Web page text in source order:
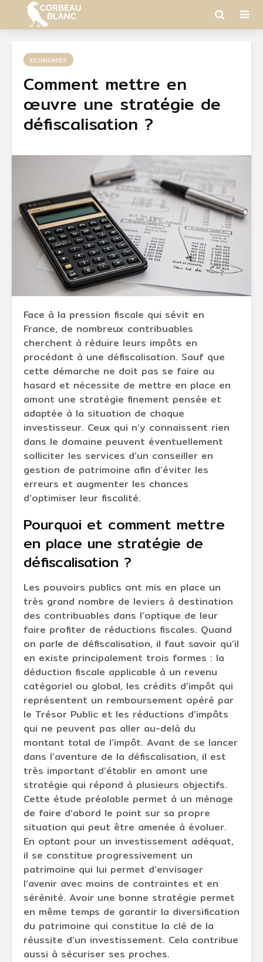
ECONOMIES
Comment mettre en
œuvre une stratégie de
défiscalisation ?
Face à la pression fiscale qui sévit en
France, de nombreux contribuables
cherchent à réduire leurs impôts en
procédant à une défiscalisation. Sauf que
cette démarche ne doit pas se faire au
hasard et nécessite de mettre en place en
amont une stratégie finement pensée et
adaptée à la situation de chaque
investisseur. Ceux qui n’y connaissent rien
dans le domaine peuvent éventuellement
solliciter les services d’un conseiller en
gestion de patrimoine afin d’éviter les
erreurs et augmenter les chances
d’optimiser leur fiscalité.
Pourquoi et comment mettre
en place une stratégie de
défiscalisation ?
Les pouvoirs publics ont mis en place un
très grand nombre de leviers à destination
des contribuables dans l’optique de leur
faire profiter de réductions fiscales. Quand
on parle de défiscalisation, il faut savoir qu’il
en existe principalement trois formes : la
déduction fiscale applicable à un revenu
catégoriel ou global, les crédits d’impôt qui
représentent un remboursement opéré par
le Trésor Public et les réductions d’impôts
qui ne peuvent pas aller au-delà du
montant total de l’impôt. Avant de se lancer
dans l’aventure de la défiscalisation, il est
très important d’établir en amont une
stratégie qui répond à plusieurs objectifs.
Cette étude préalable permet à un ménage
de faire d’abord le point sur sa propre
situation qui peut être amenée à évoluer.
En optant pour un investissement adéquat,
il se constitue progressivement un
patrimoine qui lui permet d’envisager
l’avenir avec moins de contraintes et en
sérénité. Avoir une bonne stratégie permet
en même temps de garantir la diversification
du patrimoine qui constitue la clé de la
réussite d’un investissement. Cela contribue
aussi à sécuriser ses proches.